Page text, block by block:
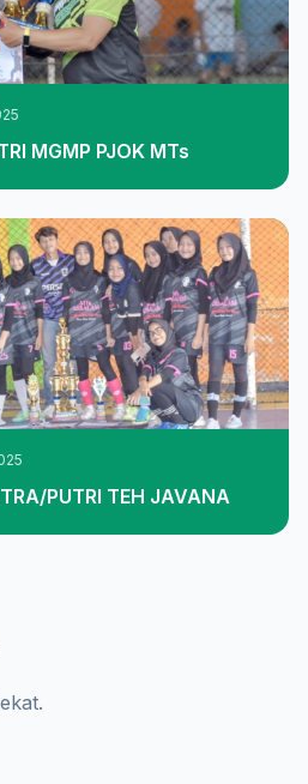
MGMP PJOK MTs
PUTRI TEH JAVANA